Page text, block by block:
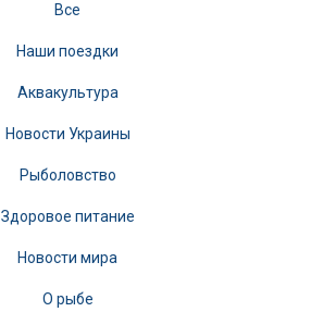
Все
Наши поездки
Аквакультура
Новости Украины
Рыболовство
Здоровое питание
Новости мира
О рыбе